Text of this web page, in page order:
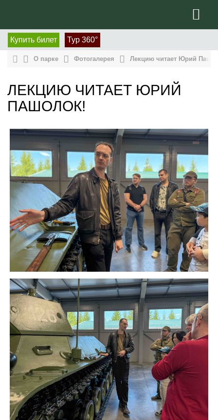
Купить билет Тур 360°
О парке Фотогалерея Лекцию читает Юрий
ЛЕКЦИЮ ЧИТАЕТ ЮРИЙ
ПАШОЛОК!